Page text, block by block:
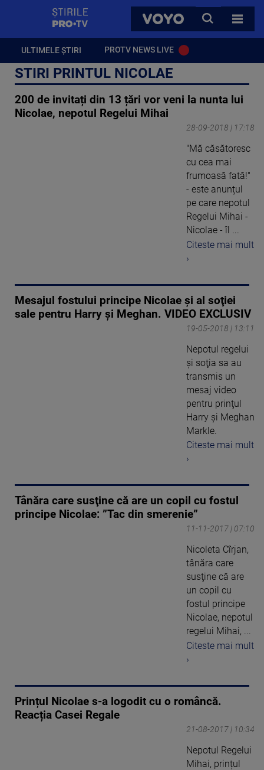
VOYO
CAUTA
TOATE
ULTIMELE ȘTIRI PROTV NEWS LIVE
STIRI PRINTUL NICOLAE
200 de invitați din 13 țări vor veni la nunta lui
Nicolae, nepotul Regelui Mihai
28-09-2018 | 17:18
"Mă căsătoresc
cu cea mai
frumoasă fată!"
- este anunțul
pe care nepotul
Regelui Mihai -
Nicolae - îl ...
Citeste mai mult
›
Mesajul fostului principe Nicolae şi al soţiei
sale pentru Harry şi Meghan. VIDEO EXCLUSIV
19-05-2018 | 13:11
Nepotul regelui
şi soţia sa au
transmis un
mesaj video
pentru prinţul
Harry şi Meghan
Markle.
Citeste mai mult
›
Tânăra care susţine că are un copil cu fostul
principe Nicolae: ”Tac din smerenie”
11-11-2017 | 07:10
Nicoleta Cîrjan,
tânăra care
susţine că are
un copil cu
fostul principe
Nicolae, nepotul
regelui Mihai, ...
Citeste mai mult
›
Prințul Nicolae s-a logodit cu o româncă.
Reacția Casei Regale
21-08-2017 | 10:34
Nepotul Regelui
Mihai, prințul